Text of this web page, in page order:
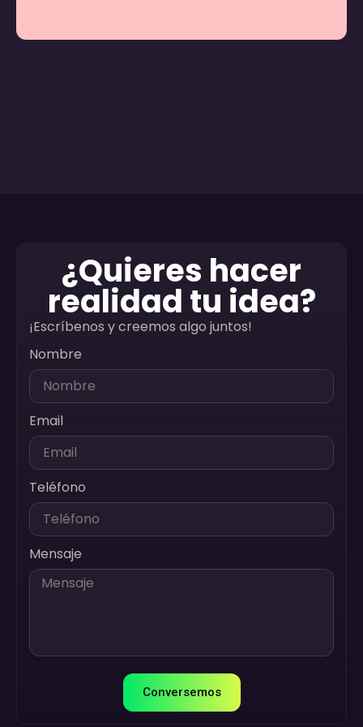
¿Quieres hacer
realidad tu idea?
¡Escríbenos y creemos algo juntos!
Nombre
Email
Teléfono
Mensaje
Conversemos